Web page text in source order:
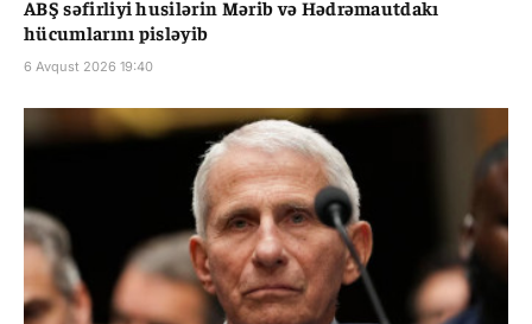
ABŞ səfirliyi husilərin Mərib və Hədrəmautdakı
hücumlarını pisləyib
6 Avqust 2026 19:40